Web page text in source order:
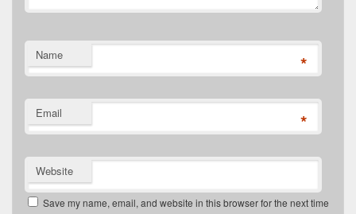
Name *
Email *
Website
Save my name, email, and website in this browser for the next time